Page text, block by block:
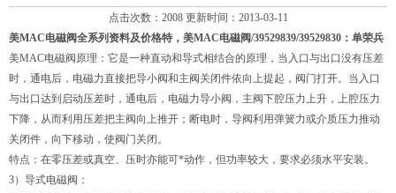
点击次数：2008 更新时间：2013-03-11
美MAC电磁阀全系列资料及价格特，美MAC电磁阀/39529839/39529830：单荣兵
美MAC电磁阀原理：它是一种直动和导式相结合的原理，当入口与出口没有压差
时，通电后，电磁力直接把导小阀和主阀关闭件依向上提起，阀门打开。当入口
与出口达到启动压差时，通电后，电磁力导小阀，主阀下腔压力上升，上腔压力
下降，从而利用压差把主阀向上推开；断电时，导阀利用弹簧力或介质压力推动
关闭件，向下移动，使阀门关闭。
特点：在零压差或真空、压时亦能可*动作，但功率较大，要求必须水平安装。
3）导式电磁阀：